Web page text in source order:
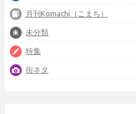
月刊Komachi（こまち）
未分類
特集
街ネタ